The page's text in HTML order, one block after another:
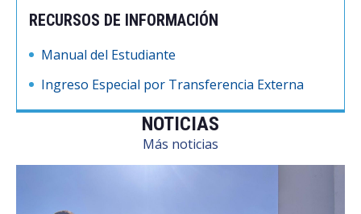
RECURSOS DE INFORMACIÓN
Manual del Estudiante
Ingreso Especial por Transferencia Externa
NOTICIAS
Más noticias